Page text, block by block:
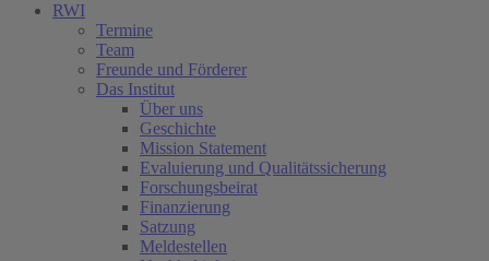
RWI
Termine
Team
Freunde und Förderer
Das Institut
Über uns
Geschichte
Mission Statement
Evaluierung und Qualitätssicherung
Forschungsbeirat
Finanzierung
Satzung
Meldestellen